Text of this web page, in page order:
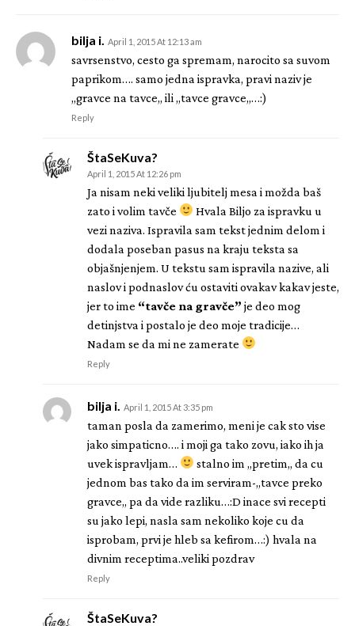
bilja i. April 1, 2015 At 12:13 am
savrsenstvo, cesto ga spremam, narocito sa suvom
paprikom…. samo jedna ispravka, pravi naziv je
,,gravce na tavce,, ili ,,tavce gravce,,…:)
Reply
ŠtaSeKuva?
April 1, 2015 At 12:26 pm
Ja nisam neki veliki ljubitelj mesa i možda baš
zato i volim tavče
Hvala Biljo za ispravku u
vezi naziva. Ispravila sam tekst jednim delom i
dodala poseban pasus na kraju teksta sa
objašnjenjem. U tekstu sam ispravila nazive, ali
naslov i podnaslov ću ostaviti ovakav kakav jeste,
jer to ime “tavče na gravče” je deo mog
detinjstva i postalo je deo moje tradicije…
Nadam se da mi ne zamerate
Reply
bilja i. April 1, 2015 At 3:35 pm
taman posla da zamerimo, meni je cak sto vise
jako simpaticno…. i moji ga tako zovu, iako ih ja
uvek ispravljam…
stalno im ,,pretim,, da cu
jednom bas tako da im serviram-,,tavce preko
gravce,, pa da vide razliku…:D inace svi recepti
su jako lepi, nasla sam nekoliko koje cu da
isprobam, prvi je hleb sa kefirom…:) hvala na
divnim receptima..veliki pozdrav
Reply
ŠtaSeKuva?